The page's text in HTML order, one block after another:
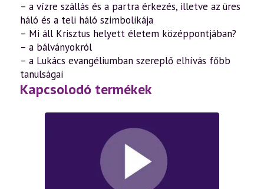
– a vízre szállás és a partra érkezés, illetve az üres
háló és a teli háló szimbolikája
– Mi áll Krisztus helyett életem középpontjában?
– a bálványokról
– a Lukács evangéliumban szereplő elhívás főbb
tanulságai
Kapcsolodó termékek